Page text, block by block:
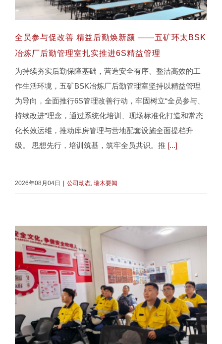
全员参与促改善 精益后勤焕新颜 ——五矿环太
BSK冶炼厂后勤管理室扎实推进6S精益管理
全员参与促改善 精益后勤焕新颜 ——五矿环太BSK
冶炼厂后勤管理室扎实推进6S精益管理
为持续夯实后勤保障基础，营造安全有序、整洁高效的工
作生活环境，五矿BSK冶炼厂后勤管理室坚持以精益管理
为导向，全面推行6S管理改善行动，牢固树立“全员参与、
持续改进”理念，通过系统化培训、现场标准化打造和常态
化长效运维，推动库房管理与营地配套设施全面提档升
级。 思想先行，培训筑基，筑牢全员共识。推 [...]
2026年08月04日 | 公司动态 瑞木要闻